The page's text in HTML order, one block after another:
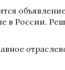
в России.